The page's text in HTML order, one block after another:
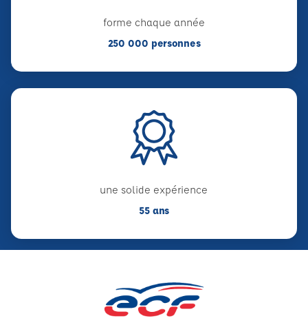
forme chaque année
250 000 personnes
une solide expérience
55 ans